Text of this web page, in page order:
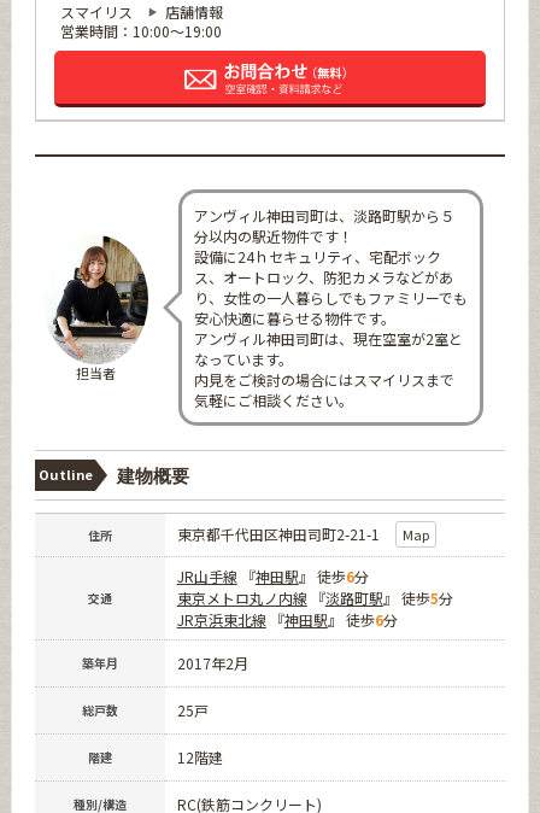
スマイリス
店舗情報
営業時間：10:00～19:00
担当者
アンヴィル神田司町は、淡路町駅から５
分以内の駅近物件です！
設備に24ｈセキュリティ、宅配ボック
ス、オートロック、防犯カメラなどがあ
り、女性の一人暮らしでもファミリーでも
安心快適に暮らせる物件です。
アンヴィル神田司町は、現在空室が2室と
なっています。
内見をご検討の場合にはスマイリスまで
気軽にご相談ください。
Outline 建物概要
住所 東京都千代田区神田司町2-21-1 Map
交通
JR山手線『神田駅』 徒歩6分
東京メトロ丸ノ内線『淡路町駅』 徒歩5分
JR京浜東北線『神田駅』 徒歩6分
築年月 2017年2月
総戸数 25戸
階建 12階建
種別/構造 RC(鉄筋コンクリート)